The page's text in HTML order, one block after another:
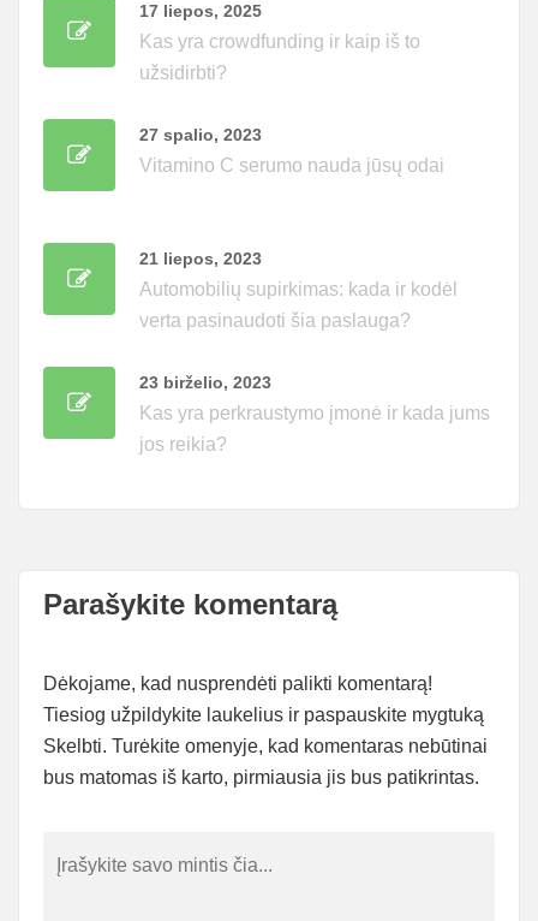
17 liepos, 2025
Kas yra crowdfunding ir kaip iš to
užsidirbti?
27 spalio, 2023
Vitamino C serumo nauda jūsų odai
21 liepos, 2023
Automobilių supirkimas: kada ir kodėl
verta pasinaudoti šia paslauga?
23 birželio, 2023
Kas yra perkraustymo įmonė ir kada jums
jos reikia?
Parašykite komentarą
Dėkojame, kad nusprendėti palikti komentarą!
Tiesiog užpildykite laukelius ir paspauskite mygtuką
Skelbti. Turėkite omenyje, kad komentaras nebūtinai
bus matomas iš karto, pirmiausia jis bus patikrintas.